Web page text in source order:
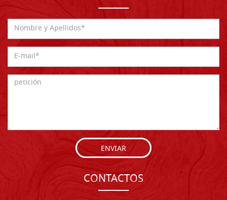
ENVIAR
CONTACTOS